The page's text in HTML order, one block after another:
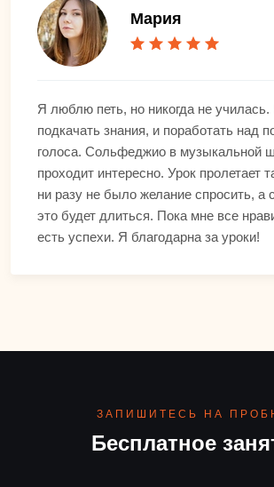
Мария
Я люблю петь, но никогда не
подкачать знания, и поработать над
голоса. Сольфеджио в музыкальной
проходит интересно. Урок пролетает
ни разу не было желание спросить, а
это будет длиться. Пока мне все
есть успехи. Я благодарна за уроки!
Бесплатное
ЗАПИШИТЕСЬ НА